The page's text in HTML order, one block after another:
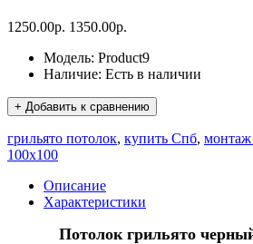
1250.00р. 1350.00р.
Модель: Product9
Наличие: Есть в наличии
+ Добавить к сравнению
грильято потолок, купить Спб, монтаж
100х100
Описание
Характеристики
Потолок грильято